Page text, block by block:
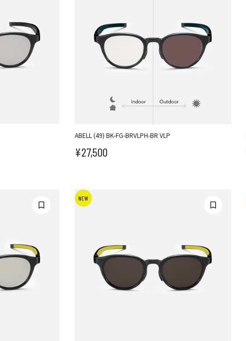
ABELL (49) BK-FG-BRVLPH-BR VLP
セール価格
¥27,500
NEW